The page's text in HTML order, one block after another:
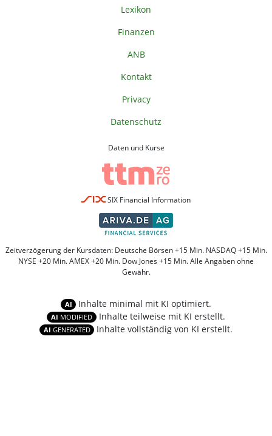
Lexikon
Finanzen
ANB
Kontakt
Privacy
Datenschutz
Daten und Kurse
SIX Financial Information
Zeitverzögerung der Kursdaten: Deutsche Börsen +15 Min. NASDAQ +15 Min.
NYSE +20 Min. AMEX +20 Min. Dow Jones +15 Min. Alle Angaben ohne
Gewähr.
AI Inhalte minimal mit KI optimiert.
AI MODIFIED Inhalte teilweise mit KI erstellt.
AI GENERATED Inhalte vollständig von KI erstellt.